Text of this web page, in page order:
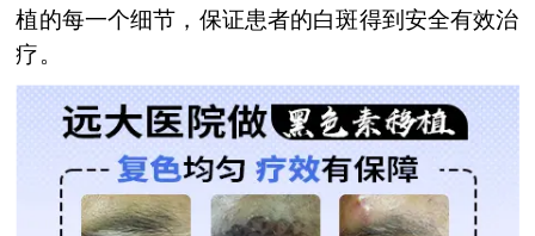
植的每一个细节，保证患者的白斑得到安全有效治
疗。